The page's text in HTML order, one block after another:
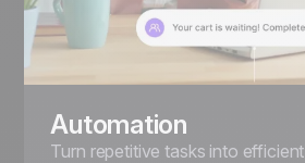
Automation
Turn repetitive tasks into efficient